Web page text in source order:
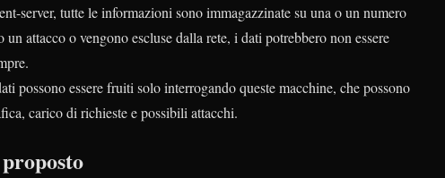
server, tutte le informazioni sono immagazzinate su una o un numero
attacco o vengono escluse dalla rete, i dati potrebbero non essere
possono essere fruiti solo interrogando queste macchine, che possono
carico di richieste e possibili attacchi.